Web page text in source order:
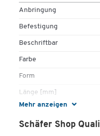
Mehr anzeigen
Anbringung
Befestigung
Beschriftbar
Farbe
Form
Länge [mm]
Material
Montage
Schäfer Shop